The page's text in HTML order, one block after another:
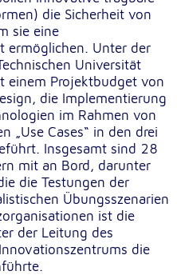
die Sicherheit von
sie eine
ermöglichen. Unter der
Universität
einem Projektbudget von
die Implementierung
im Rahmen von
„Use Cases“ in den drei
Insgesamt sind 28
mit an Bord, darunter
die Testungen der
Übungsszenarien
ist die
der Leitung des
die
von Videos